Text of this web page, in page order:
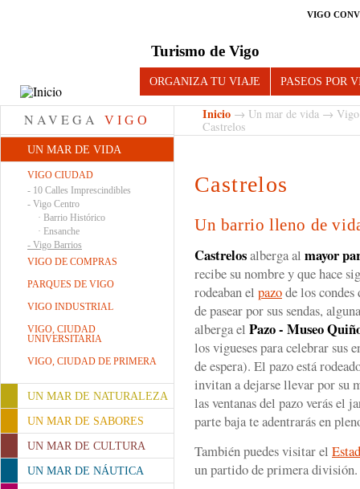
VIGO
Turismo de Vigo
ORGANIZA TU VIAJE PASEOS POR
NAVEGA VIGO
UN MAR DE VIDA
VIGO CIUDAD
- 10 Calles Imprescindibles
- Vigo Centro
· Barrio Histórico
· Ensanche
- Vigo Barrios
VIGO DE COMPRAS
PARQUES DE VIGO
VIGO INDUSTRIAL
VIGO, CIUDAD
UNIVERSITARIA
VIGO, CIUDAD DE PRIMERA
UN MAR DE NATURALEZA
UN MAR DE SABORES
UN MAR DE CULTURA
UN MAR DE NÁUTICA
Inicio → Un mar de vida →
Castrelos
Castrelos
Un barrio lleno de
Castrelosalberga al mayor
recibe su nombre y que hace
rodeaban el pazode los
de pasear por sus sendas,
alberga el Pazo - Museo
los vigueses para celebrar sus
de espera). El pazo está
invitan a dejarse llevar por su
las ventanas del pazo verás el
parte baja te adentrarás en
También puedes visitar el
un partido de primera división.